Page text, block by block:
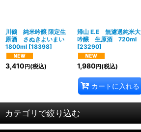
川鶴 純米吟醸 限定生
原酒 さぬきよいまい
1800ml [18398]
3,410 円 (税込)
帰山 E.E 無濾過純米大
吟醸 生原酒 720ml
[23290]
1,980 円(税込)
カートに入れる
カテゴリで絞り込む